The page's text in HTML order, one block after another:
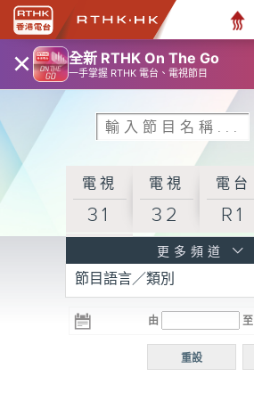
× 全新 RTHK On The Go
一手掌握 RTHK 電台、電視節目
電視
31
電視
32
電台
R1
R3
電台 電台
R5
電台
普通
更多頻道
節目語言／類別
由 至
重設